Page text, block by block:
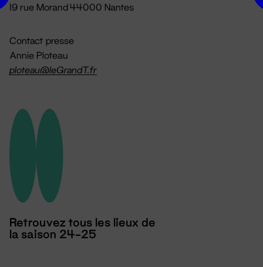
19 rue Morand 44000 Nantes
Contact presse
Annie Ploteau
ploteau@leGrandT.fr
Retrouvez tous les lieux de
la saison 24-25